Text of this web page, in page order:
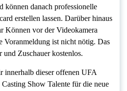
können danach professionelle
erstellen lassen. Darüber hinaus
Können vor der Videokamera
Voranmeldung ist nicht nötig. Das
Zuschauer kostenlos.
innerhalb dieser offenen UFA
Show Talente für die neue